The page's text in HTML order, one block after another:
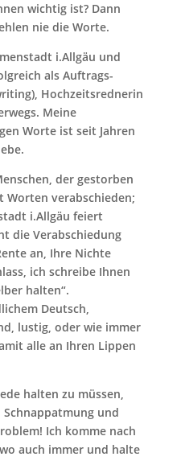
wichtig ist? Dann
nie die Worte.
i.Allgäu und
als Auftrags-
Hochzeitsrednerin
Meine
Worte ist seit Jahren
der gestorben
Worten verabschieden;
i.Allgäu feiert
die Verabschiedung
an, Ihre Nichte
ich schreibe Ihnen
halten“.
Deutsch,
lustig, oder wie immer
alle an Ihren Lippen
halten zu müssen,
Schnappatmung und
Ich komme nach
auch immer und halte